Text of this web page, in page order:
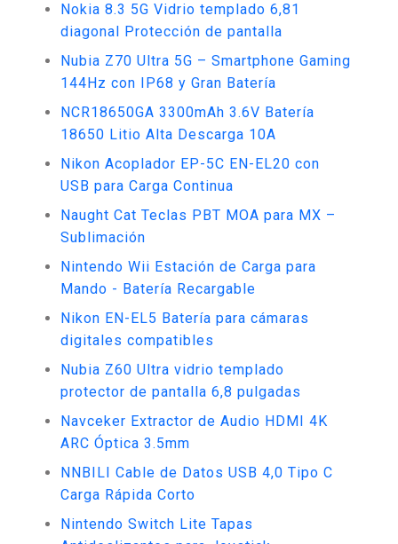
Nokia 8.3 5G Vidrio templado 6,81
diagonal Protección de pantalla
Nubia Z70 Ultra 5G – Smartphone Gaming
144Hz con IP68 y Gran Batería
NCR18650GA 3300mAh 3.6V Batería
18650 Litio Alta Descarga 10A
Nikon Acoplador EP-5C EN-EL20 con
USB para Carga Continua
Naught Cat Teclas PBT MOA para MX –
Sublimación
Nintendo Wii Estación de Carga para
Mando - Batería Recargable
Nikon EN-EL5 Batería para cámaras
digitales compatibles
Nubia Z60 Ultra vidrio templado
protector de pantalla 6,8 pulgadas
Navceker Extractor de Audio HDMI 4K
ARC Óptica 3.5mm
NNBILI Cable de Datos USB 4,0 Tipo C
Carga Rápida Corto
Nintendo Switch Lite Tapas